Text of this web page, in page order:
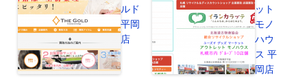
ルド
平岡
店
ット
モノ
ハウ
ス 平
岡店